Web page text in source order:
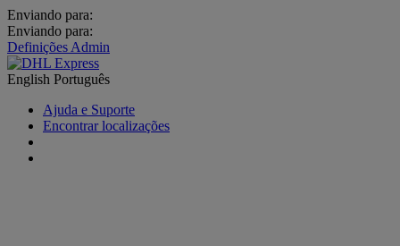
Enviando para:
Enviando para:
Definições Admin
English Português
Ajuda e Suporte
Encontrar localizações